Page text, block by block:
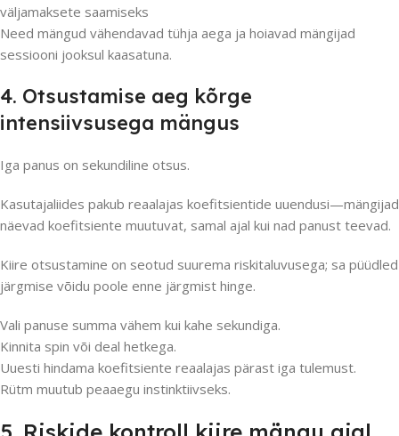
väljamaksete saamiseks
Need mängud vähendavad tühja aega ja hoiavad mängijad
sessiooni jooksul kaasatuna.
4. Otsustamise aeg kõrge
intensiivsusega mängus
Iga panus on sekundiline otsus.
Kasutajaliides pakub reaalajas koefitsientide uuendusi—mängijad
näevad koefitsiente muutuvat, samal ajal kui nad panust teevad.
Kiire otsustamine on seotud suurema riskitaluvusega; sa püüdled
järgmise võidu poole enne järgmist hinge.
Vali panuse summa vähem kui kahe sekundiga.
Kinnita spin või deal hetkega.
Uuesti hindama koefitsiente reaalajas pärast iga tulemust.
Rütm muutub peaaegu instinktiivseks.